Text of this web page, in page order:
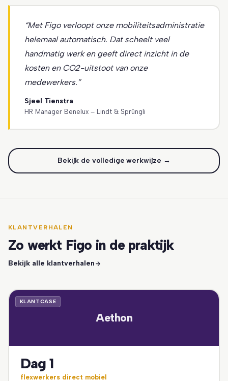
“Met Figo verloopt onze mobiliteitsadministratie
helemaal automatisch. Dat scheelt veel
handmatig werk en geeft direct inzicht in de
kosten en CO2-uitstoot van onze
medewerkers.”
Sjeel Tienstra
HR Manager Benelux – Lindt & Sprüngli
Bekijk de volledige werkwijze →
KLANTVERHALEN
Zo werkt Figo in de praktijk
Bekijk alle klantverhalen
KLANTCASE
Aethon
Dag 1
flexwerkers direct mobiel